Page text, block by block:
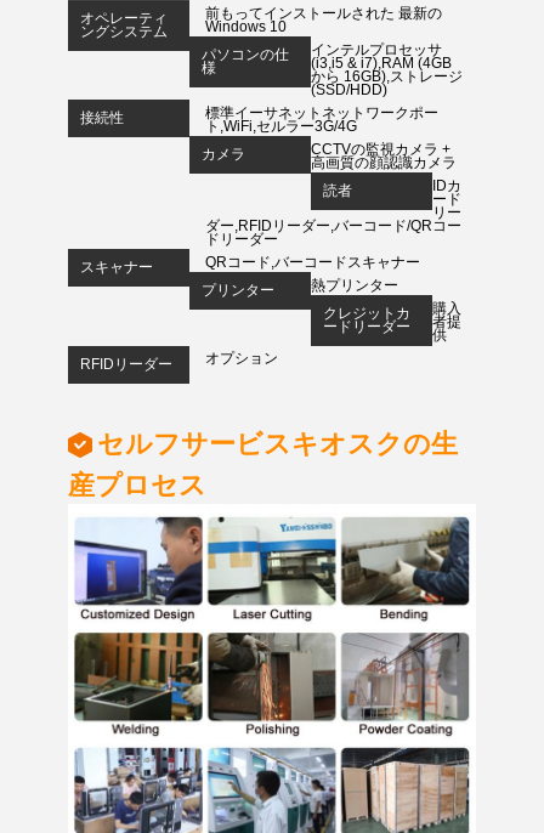
オペレーティ
ングシステム
前もってインストールされた 最新の
Windows 10
パソコンの仕
様
インテルプロセッサ
(i3,i5 & i7),RAM (4GB
から 16GB),ストレージ
(SSD/HDD)
接続性
標準イーサネットネットワークポー
ト,WiFi,セルラー3G/4G
カメラ
CCTVの監視カメラ +
高画質の顔認識カメラ
読者
IDカ
ード
リー
ダー,RFIDリーダー,バーコード/QRコー
ドリーダー
スキャナー
QRコード,バーコードスキャナー
プリンター
熱プリンター
クレジットカ
ードリーダー
購入
者提
供
RFIDリーダー
オプション
セルフサービスキオスクの生
産プロセス